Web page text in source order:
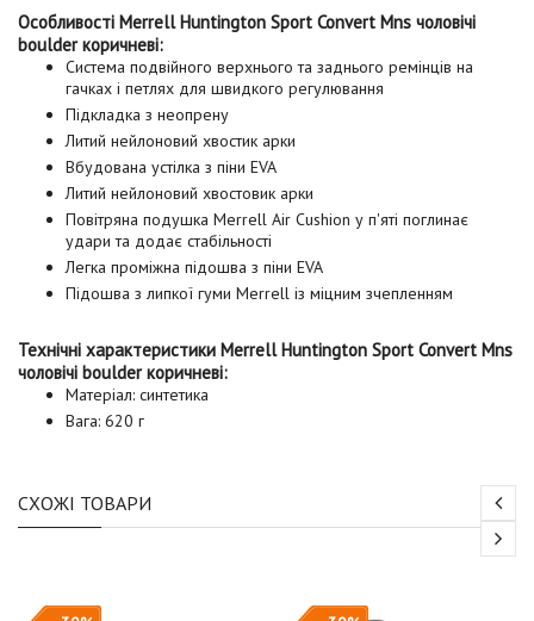
Особливості Merrell Huntington Sport Convert Mns чоловічі
boulder коричневі:
Система подвійного верхнього та заднього ремінців на
гачках і петлях для швидкого регулювання
Підкладка з неопрену
Литий нейлоновий хвостик арки
Вбудована устілка з піни EVA
Литий нейлоновий хвостовик арки
Повітряна подушка Merrell Air Cushion у п'яті поглинає
удари та додає стабільності
Легка проміжна підошва з піни EVA
Підошва з липкої гуми Merrell із міцним зчепленням
Технічні характеристики Merrell Huntington Sport Convert Mns
чоловічі boulder коричневі:
Матеріал: синтетика
Вага: 620 г
СХОЖІ ТОВАРИ